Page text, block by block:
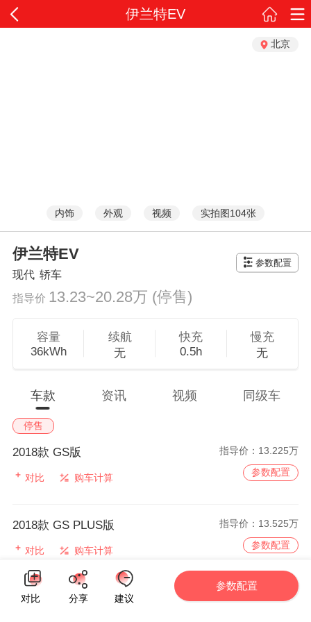
伊兰特EV
北京
内饰 外观 视频 实拍图104张
伊兰特EV
现代 轿车
参数配置
指导价 13.23~20.28万 (停售)
容量
36kWh
续航
无
快充
0.5h
慢充
无
车款 资讯 视频 同级车
停售
2018款 GS版 指导价： 13.225万
对比 购车计算 参数配置
2018款 GS PLUS版 指导价： 13.525万
对比 购车计算 参数配置
2017款 GS版 19.98万
对比 分享 建议
参数配置